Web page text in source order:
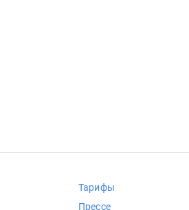
Тарифы
Прессе